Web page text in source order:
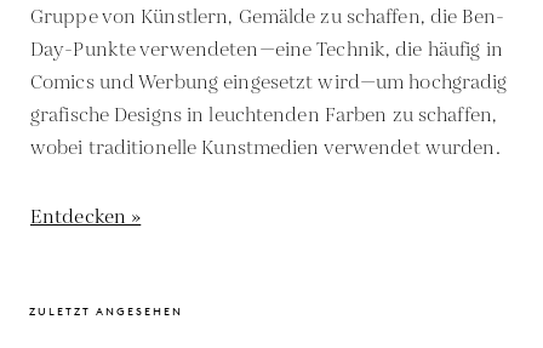
Gruppe von Künstlern, Gemälde zu schaffen, die Ben-
Day-Punkte verwendeten—eine Technik, die häufig in
Comics und Werbung eingesetzt wird—um hochgradig
grafische Designs in leuchtenden Farben zu schaffen,
wobei traditionelle Kunstmedien verwendet wurden.
Entdecken »
ZULETZT ANGESEHEN